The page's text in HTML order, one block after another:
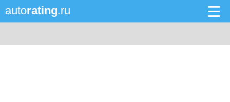
autorating.ru